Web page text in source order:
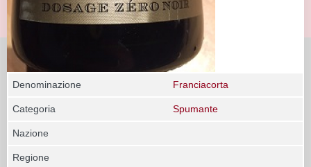
Denominazione Franciacorta
Categoria Spumante
Nazione
Regione